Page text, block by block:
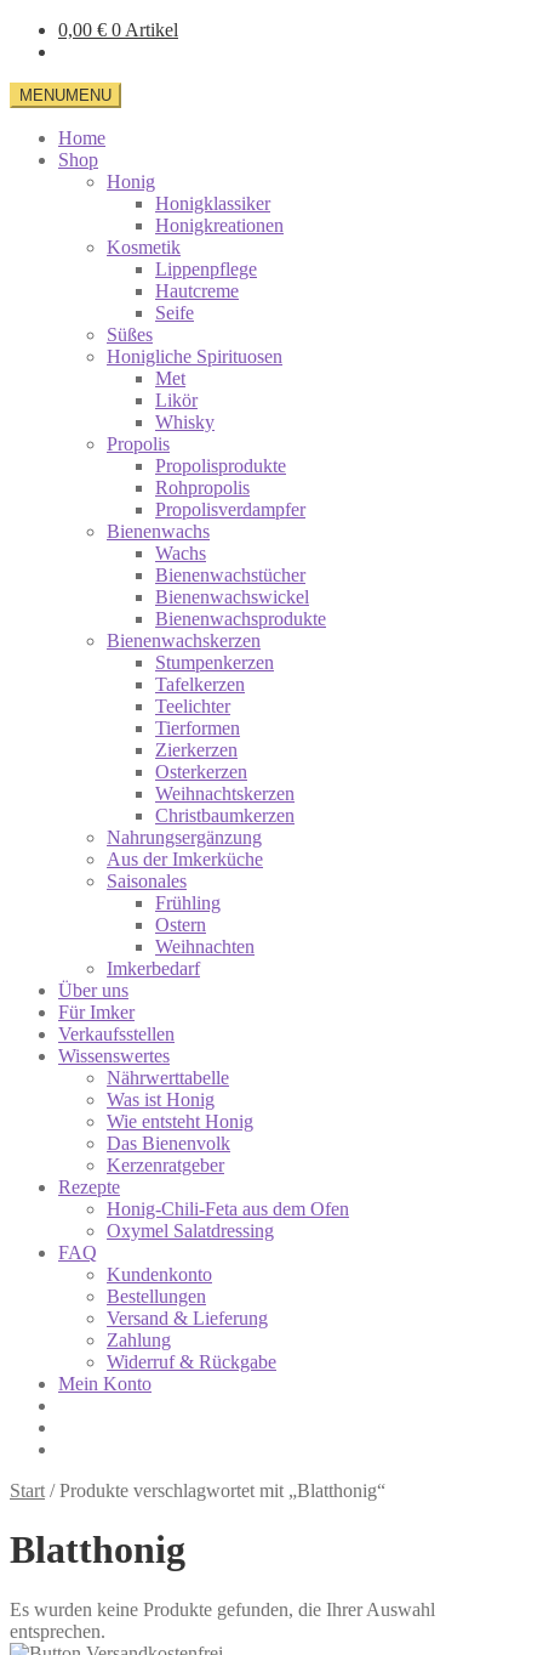
0,00 € 0 Artikel
MENUMENU
Home
Shop
Honig
Honigklassiker
Honigkreationen
Kosmetik
Lippenpflege
Hautcreme
Seife
Süßes
Honigliche Spirituosen
Met
Likör
Whisky
Propolis
Propolisprodukte
Rohpropolis
Propolisverdampfer
Bienenwachs
Wachs
Bienenwachstücher
Bienenwachswickel
Bienenwachsprodukte
Bienenwachskerzen
Stumpenkerzen
Tafelkerzen
Teelichter
Tierformen
Zierkerzen
Osterkerzen
Weihnachtskerzen
Christbaumkerzen
Nahrungsergänzung
Aus der Imkerküche
Saisonales
Frühling
Ostern
Weihnachten
Imkerbedarf
Über uns
Für Imker
Verkaufsstellen
Wissenswertes
Nährwerttabelle
Was ist Honig
Wie entsteht Honig
Das Bienenvolk
Kerzenratgeber
Rezepte
Honig-Chili-Feta aus dem Ofen
Oxymel Salatdressing
FAQ
Kundenkonto
Bestellungen
Versand & Lieferung
Zahlung
Widerruf & Rückgabe
Mein Konto
Start /Produkte verschlagwortet mit „Blatthonig“
Blatthonig
Es wurden keine Produkte gefunden, die Ihrer Auswahl
entsprechen.